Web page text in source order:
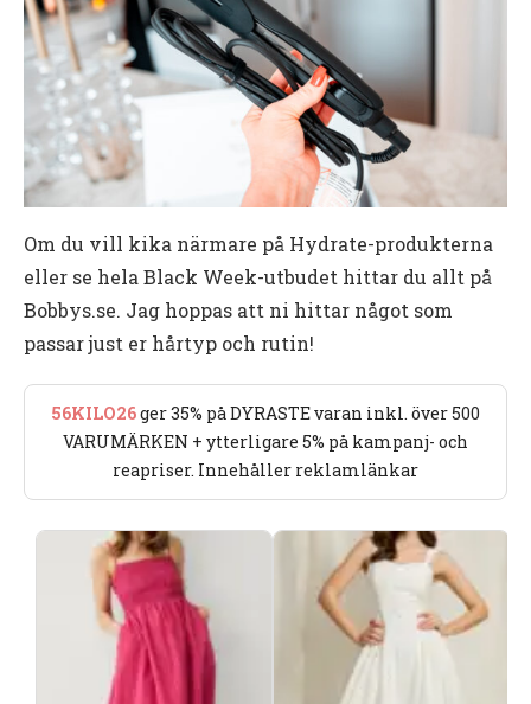
Om du vill kika närmare på Hydrate-produkterna
eller se hela Black Week-utbudet hittar du allt på
Bobbys.se. Jag hoppas att ni hittar något som
passar just er hårtyp och rutin!
56KILO26ger 35% på DYRASTE varan inkl. över 500
VARUMÄRKEN + ytterligare 5% på kampanj- och
reapriser. Innehåller reklamlänkar